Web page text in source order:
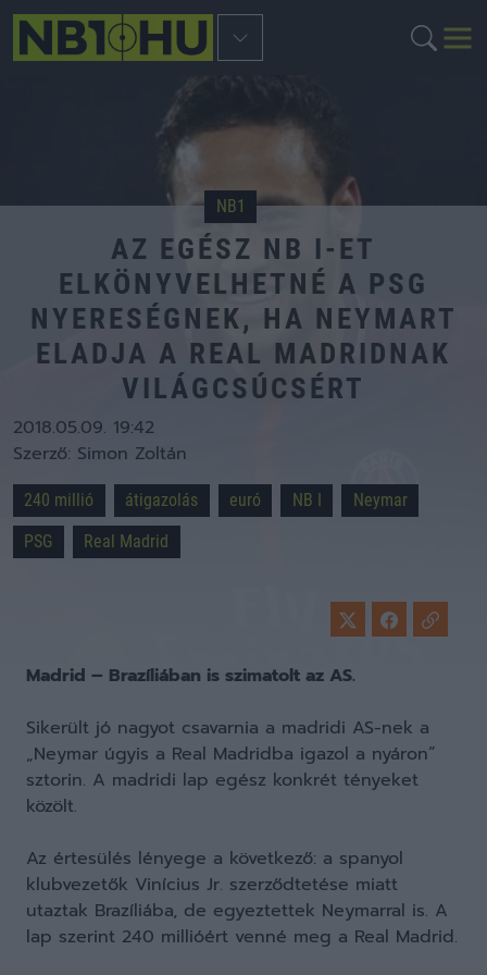
NB1
AZ EGÉSZ NB I-ET
ELKÖNYVELHETNÉ A PSG
NYERESÉGNEK, HA NEYMART
ELADJA A REAL MADRIDNAK
VILÁGCSÚCSÉRT
2018.05.09. 19:42
Szerző: Simon Zoltán
240 millió átigazolás euró NB I
Neymar
PSG
Real Madrid
Madrid – Brazíliában is szimatolt az AS.
Sikerült jó nagyot csavarnia a madridi AS-nek a
„Neymar úgyis a Real Madridba igazol a nyáron”
sztorin. A madridi lap egész konkrét tényeket
közölt.
Az értesülés lényege a következő: a spanyol
klubvezetők Vinícius Jr. szerződtetése miatt
utaztak Brazíliába, de egyeztettek Neymarral is. A
lap szerint 240 millióért venné meg a Real Madrid.